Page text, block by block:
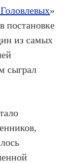
»
постановке
из самых
сыграл